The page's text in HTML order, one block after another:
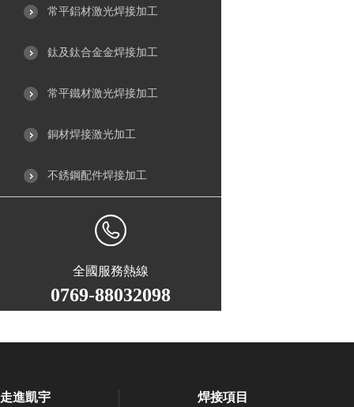
常平鋁材激光焊接加工
鈦及鈦合金金焊接加工
常平鐵材激光焊接加工
銅材焊接激光加工
不銹鋼配件焊接加工
全國服務熱線
0769-88032098
走進凱宇 焊接項目